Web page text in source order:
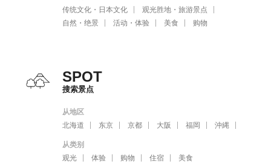
传统文化・日本文化
观光胜地・旅游景点
自然・绝景
活动・体验 美食 购物
SPOT
搜索景点
从地区
北海道
东京 京都 大阪 福岡 沖縄
从类别
观光
体验 购物 住宿 美食